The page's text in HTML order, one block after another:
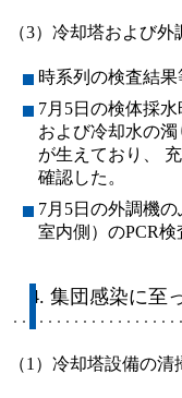
（3）冷却塔および
時系列の検査結果
7月5日の検体採
および冷却水の
が生えており、
確認した。
7月5日の外調機
室内側）のPCR検
4. 集団感染に至
（1）冷却塔設備の清